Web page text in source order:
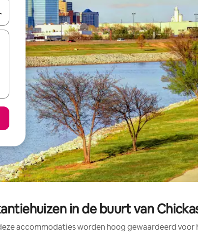
keuze met je de pijltjestoetsen omhoog en omlaag, óf door
in de buurt van
accommodaties worden hoog gewaardeerd voor